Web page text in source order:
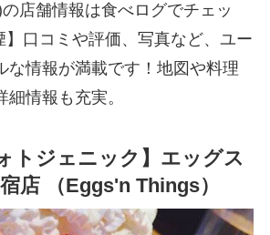
店舗情報は食べログでチェッ
】口コミや評価、写真など、ユー
な情報が満載です！地図や料理
情報も充実。
トジェニック】エッグス
店 （Eggs'n Things）